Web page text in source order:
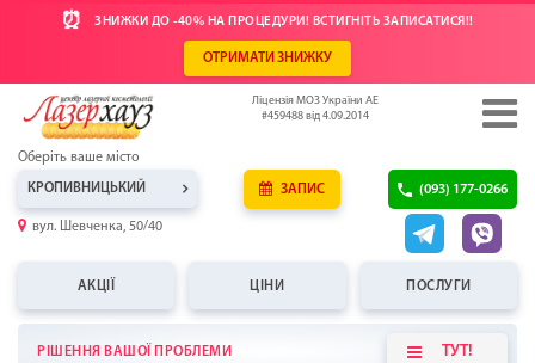
⏰ ЗНИЖКИ ДО -40% НА ПРОЦЕДУРИ! ВСТИГНІТЬ ЗАПИСАТИСЯ!!
ОТРИМАТИ ЗНИЖКУ
Ліцензія МОЗ України АЕ
#459488 від 4.09.2014
Оберіть ваше місто
КРОПИВНИЦЬКИЙ
вул. Шевченка, 50/40
ЗАПИС (093) 177-0266
АКЦІЇ ЦІНИ ПОСЛУГИ
РІШЕННЯ ВАШОЇ ПРОБЛЕМИ ТУТ!